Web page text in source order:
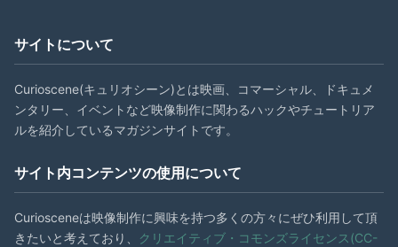
サイトについて
Curioscene(キュリオシーン)とは映画、コマーシャル、ドキュメ
ンタリー、イベントなど映像制作に関わるハックやチュートリア
ルを紹介しているマガジンサイトです。
サイト内コンテンツの使用について
Curiosceneは映像制作に興味を持つ多くの方々にぜひ利用して頂
きたいと考えており、
クリエイティブ・コモンズライセンス(CC-